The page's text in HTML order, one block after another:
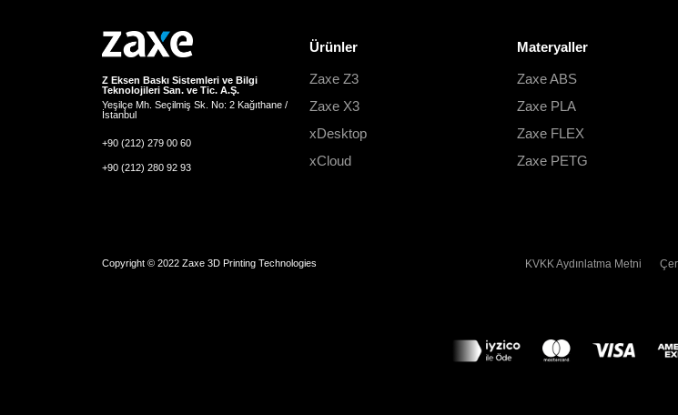
Z Eksen Baskı Sistemleri ve Bilgi
Teknolojileri San. ve Tic. A.Ş.
Yeşilçe Mh. Seçilmiş Sk. No: 2 Kağıthane /
İstanbul
+90 (212) 279 00 60
+90 (212) 280 92 93
Ürünler
Zaxe Z3
Zaxe X3
xDesktop
xCloud
Materyaller
Zaxe ABS
Zaxe PLA
Zaxe FLEX
Zaxe PETG
Copyright © 2022 Zaxe 3D Printing Technologies KVKK Aydınlatma Metni